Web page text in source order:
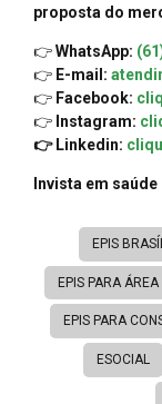
proposta do
👉WhatsApp:
👉 E-mail:
👉 Facebook:
👉 Instagram:
👉 Linkedin:
Invista em
EPIS
EPIS PARA
EPIS PARA
ESOCIAL